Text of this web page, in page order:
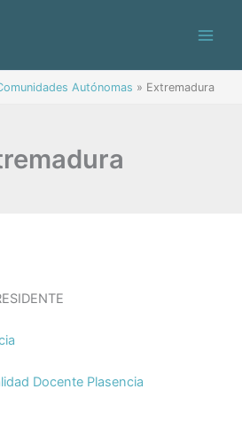
Autónomas Extremadura
Docente Plasencia